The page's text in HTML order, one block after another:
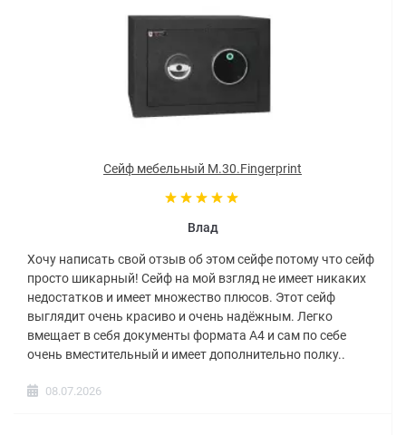
Сейф мебельный M.30.Fingerprint
Влад
Хочу написать свой отзыв об этом сейфе потому что сейф
просто шикарный! Сейф на мой взгляд не имеет никаких
недостатков и имеет множество плюсов. Этот сейф
выглядит очень красиво и очень надёжным. Легко
вмещает в себя документы формата А4 и сам по себе
очень вместительный и имеет дополнительно полку..
08.07.2026